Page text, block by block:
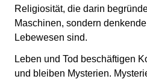
Religiosität, die darin
Maschinen, sondern
Lebewesen sind.
Leben und Tod beschäftigen
und bleiben Mysterien.